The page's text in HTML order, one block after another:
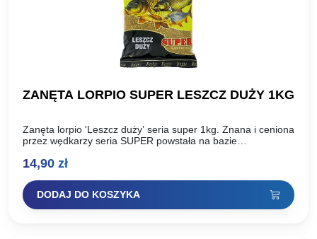
ZANĘTA LORPIO SUPER LESZCZ DUŻY 1KG
Zanęta lorpio 'Leszcz duży’ seria super 1kg. Znana i ceniona
przez wędkarzy seria SUPER powstała na bazie
…
14,90 zł
DODAJ DO KOSZYKA